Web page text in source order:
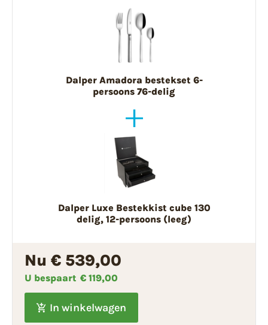
Dalper Amadora bestekset 6-
persoons 76-delig
Dalper Luxe Bestekkist cube 130
delig, 12-persoons (leeg)
Nu € 539,00
U bespaart € 119,00
In winkelwagen